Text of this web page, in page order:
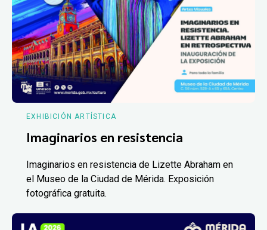
EXHIBICIÓN ARTÍSTICA
Imaginarios en resistencia
Imaginarios en resistencia de Lizette Abraham en
el Museo de la Ciudad de Mérida. Exposición
fotográfica gratuita.